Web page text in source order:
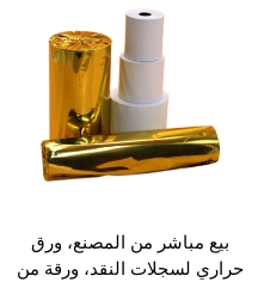
بيع مباشر من المصنع، ورق
حراري لسجلات النقد، ورقة من